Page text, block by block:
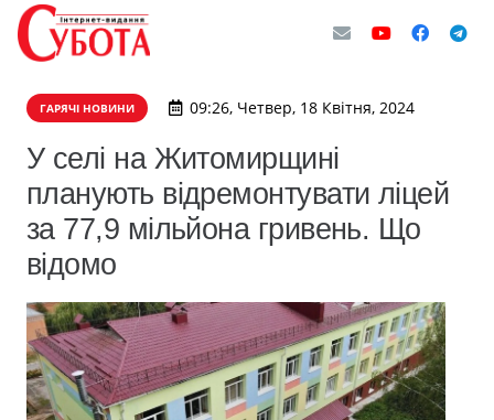
ГАРЯЧІ НОВИНИ 09:26, Четвер, 18 Квітня, 2024
У селі на Житомирщині
планують відремонтувати ліцей
за 77,9 мільйона гривень. Що
відомо